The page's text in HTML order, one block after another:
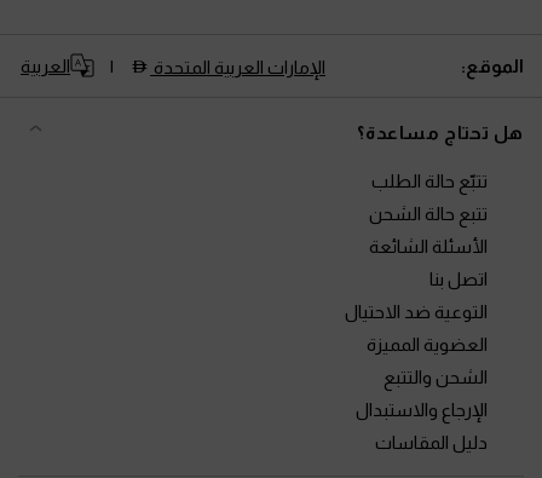
الموقع: الإمارات العربية المتحدة العربية
هل تحتاج مساعدة؟
تتبّع حالة الطلب
تتبع حالة الشحن
الأسئلة الشائعة
اتصل بنا
التوعية ضد الاحتيال
العضوية المميزة
الشحن والتتبع
الإرجاع والاستبدال
دليل المقاسات